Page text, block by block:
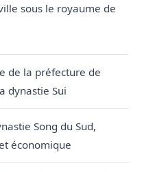
sous le royaume de
de la préfecture de
dynastie Sui
Song du Sud,
économique